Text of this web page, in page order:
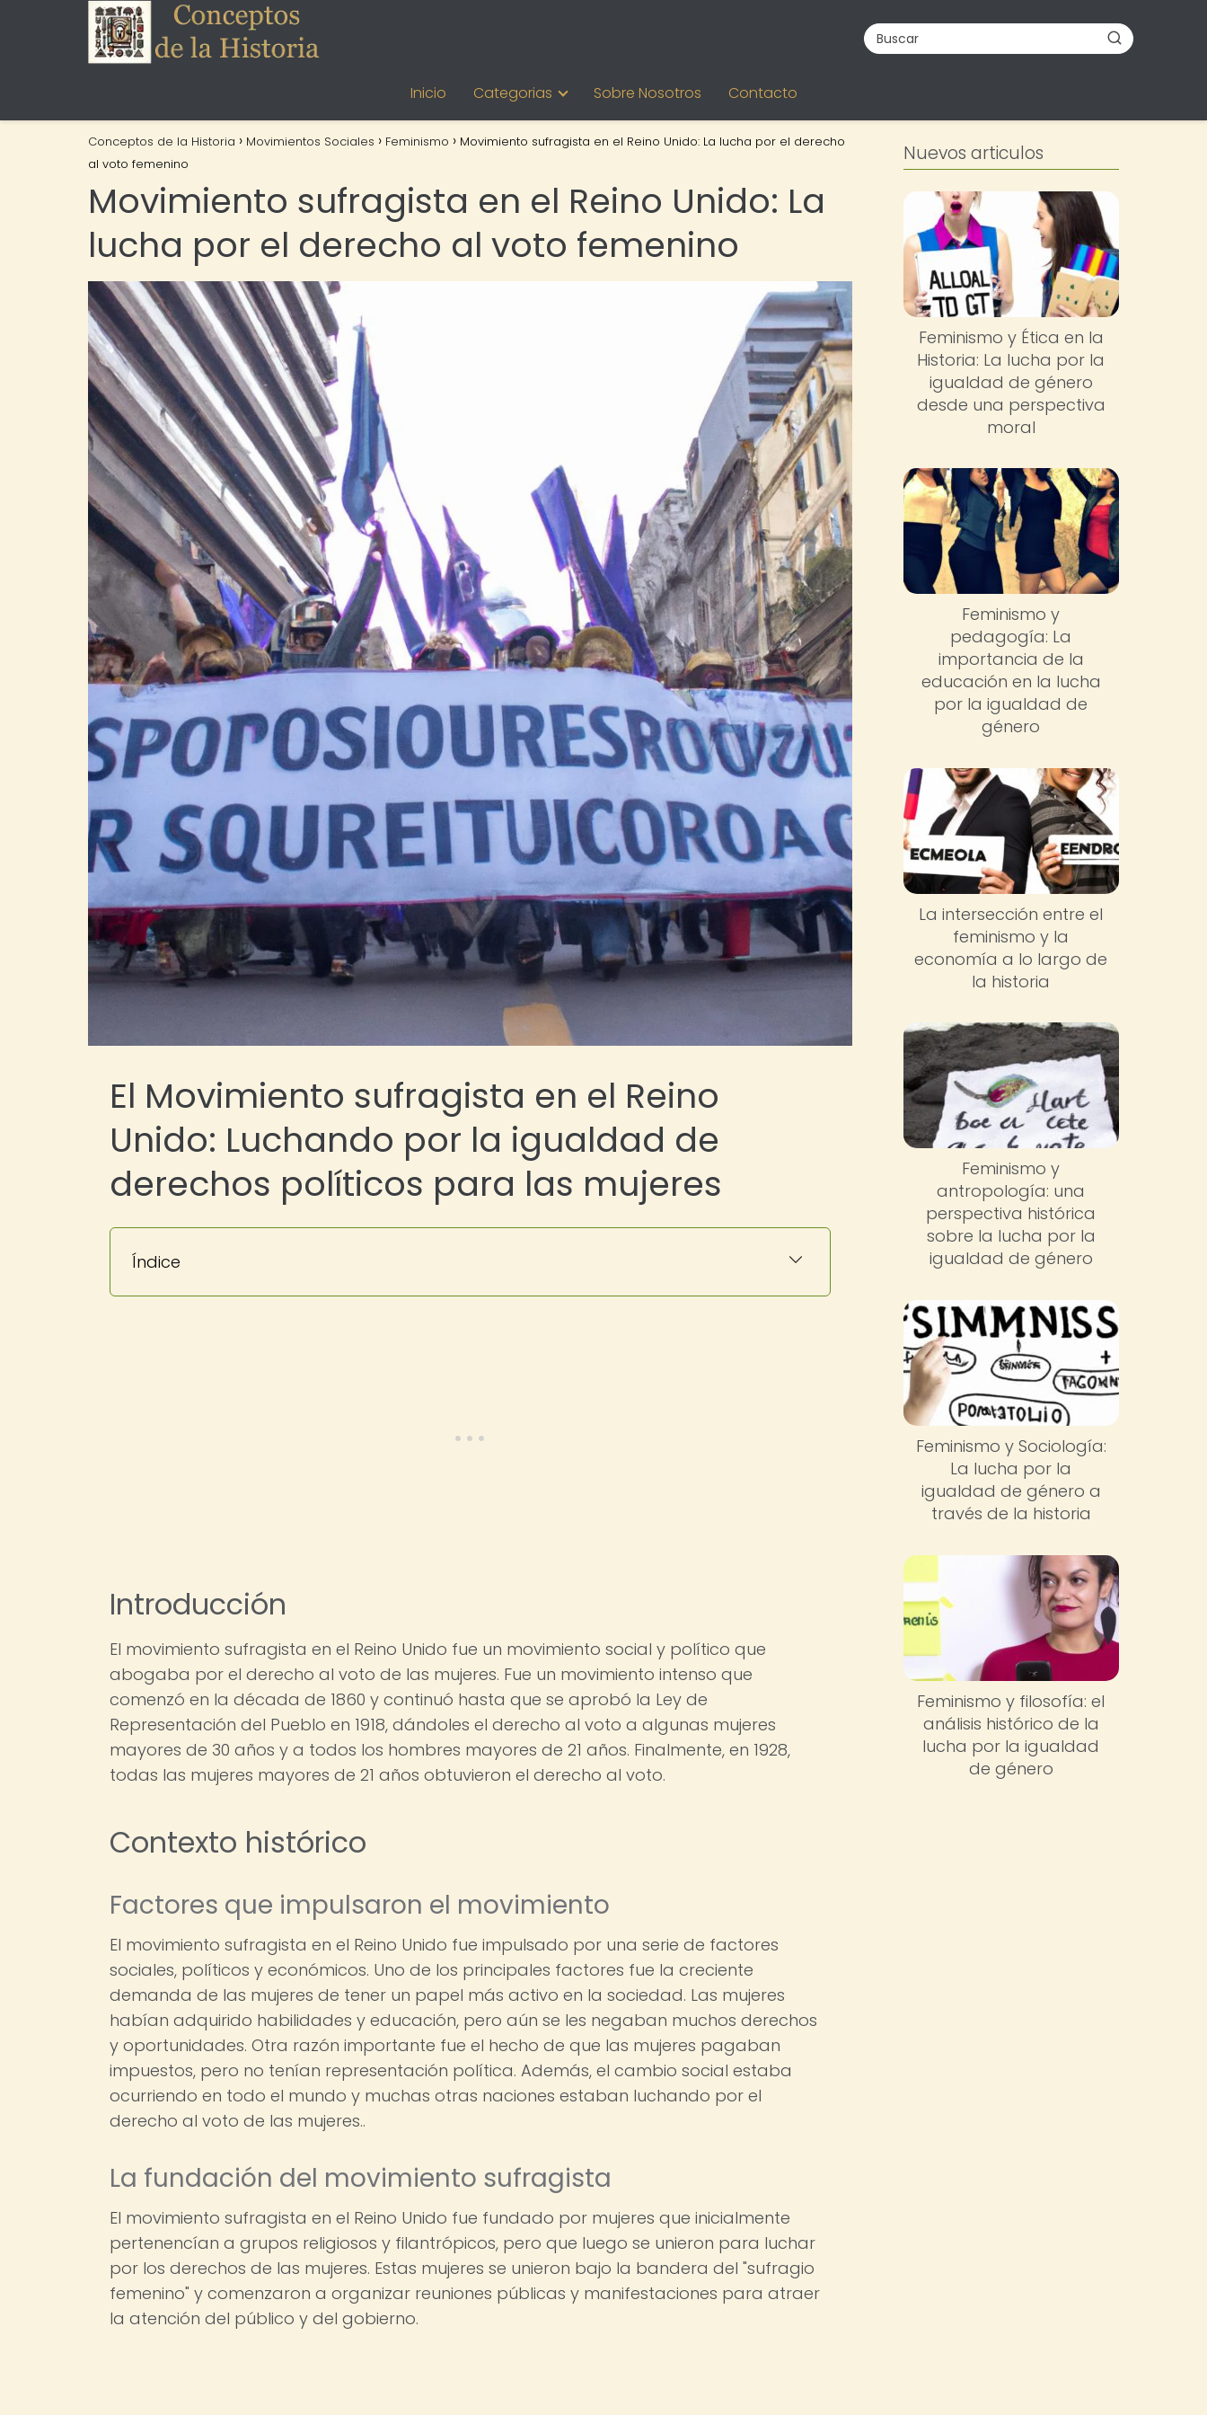
Inicio Categorias Sobre Nosotros Contacto
Conceptos de la Historia Movimientos Sociales Feminismo
Movimiento sufragista en el Reino Unido: La lucha por el derecho
al voto femenino
Movimiento sufragista en el Reino Unido: La
lucha por el derecho al voto femenino
El Movimiento sufragista en el Reino
Unido: Luchando por la igualdad de
derechos políticos para las mujeres
Índice
Introducción
El movimiento sufragista en el Reino Unido fue un movimiento social y político que
abogaba por el derecho al voto de las mujeres. Fue un movimiento intenso que
comenzó en la década de 1860 y continuó hasta que se aprobó la Ley de
Representación del Pueblo en 1918, dándoles el derecho al voto a algunas mujeres
mayores de 30 años y a todos los hombres mayores de 21 años. Finalmente, en 1928,
todas las mujeres mayores de 21 años obtuvieron el derecho al voto.
Contexto histórico
Factores que impulsaron el movimiento
El movimiento sufragista en el Reino Unido fue impulsado por una serie de factores
sociales, políticos y económicos. Uno de los principales factores fue la creciente
demanda de las mujeres de tener un papel más activo en la sociedad. Las mujeres
habían adquirido habilidades y educación, pero aún se les negaban muchos derechos
y oportunidades. Otra razón importante fue el hecho de que las mujeres pagaban
impuestos, pero no tenían representación política. Además, el cambio social estaba
ocurriendo en todo el mundo y muchas otras naciones estaban luchando por el
derecho al voto de las mujeres..
La fundación del movimiento sufragista
El movimiento sufragista en el Reino Unido fue fundado por mujeres que inicialmente
pertenencían a grupos religiosos y filantrópicos, pero que luego se unieron para luchar
por los derechos de las mujeres. Estas mujeres se unieron bajo la bandera del "sufragio
femenino" y comenzaron a organizar reuniones públicas y manifestaciones para atraer
la atención del público y del gobierno.
Nuevos articulos
Feminismo y Ética en la
Historia: La lucha por la
igualdad de género
desde una perspectiva
moral
Feminismo y
pedagogía: La
importancia de la
educación en la lucha
por la igualdad de
género
La intersección entre el
feminismo y la
economía a lo largo de
la historia
Feminismo y
antropología: una
perspectiva histórica
sobre la lucha por la
igualdad de género
Feminismo y Sociología:
La lucha por la
igualdad de género a
través de la historia
Feminismo y filosofía: el
análisis histórico de la
lucha por la igualdad
de género